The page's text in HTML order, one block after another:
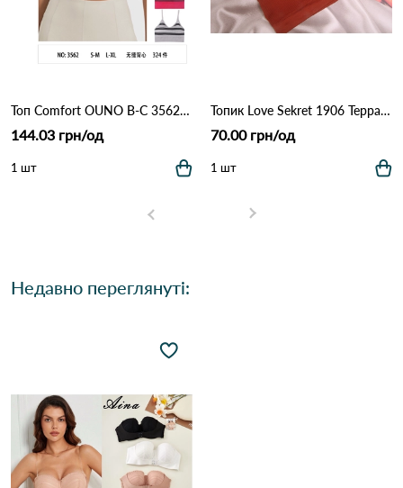
Топ Comfort OUNO B-C 3562 Різні кольори
144.03 грн/од
1 шт
Топик Love Sekret 1906 Терракота
70.00 грн/од
1 шт
Недавно переглянуті: